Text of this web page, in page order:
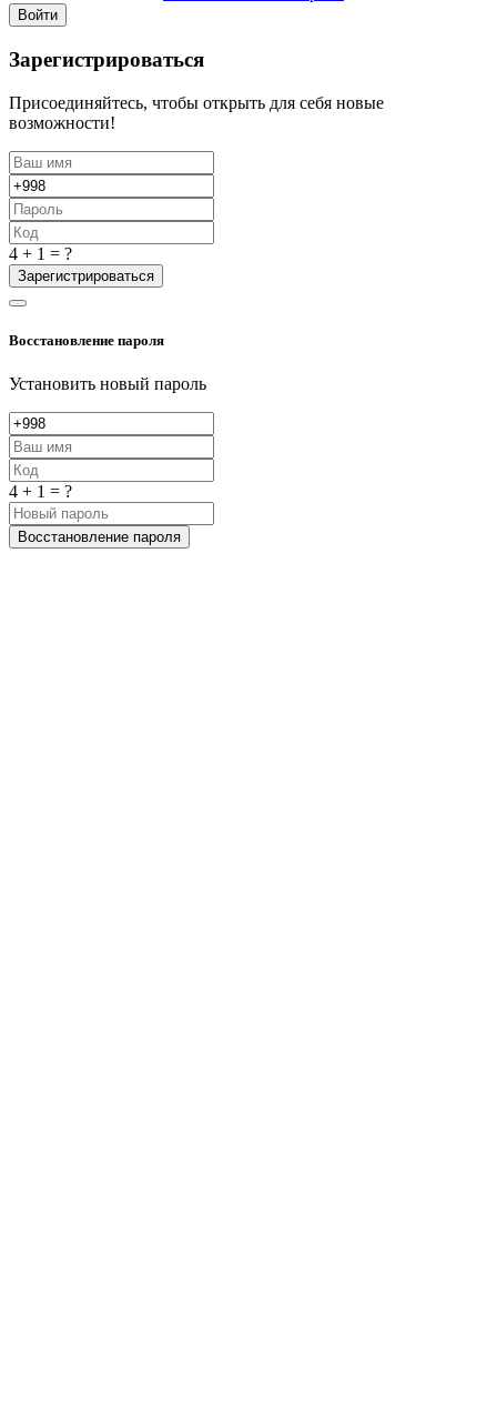
Войти
Зарегистрироваться
Присоединяйтесь, чтобы открыть для себя новые
возможности!
4 + 1 = ?
Зарегистрироваться
Восстановление пароля
Установить новый пароль
4 + 1 = ?
Восстановление пароля